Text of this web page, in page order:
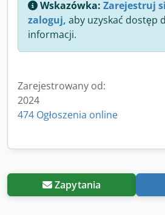
Wskazówka: Zarejestruj
zaloguj, aby uzyskać dostęp
informacji.
Zarejestrowany od:
2024
474 Ogłoszenia online
Zapytania